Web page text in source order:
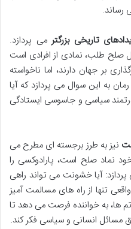
رساند.
تاریخی بزرگترمی پردازد.
صلح طلب، نمادی از افرادی است
بر جهان دارند، اما ناخواسته
به این سوال می پردازد که آیا
سیاسی و جاسوسی ایستادگی
نیز به طرز برجسته ای مطرح می
نماد صلح است، پارادوکسی را
آیا خشونت می تواند راهی
تنها از راه های مسالمت آمیز
به خواننده فرصت می دهد تا
مسائل انسانی و سیاسی فکر کند.